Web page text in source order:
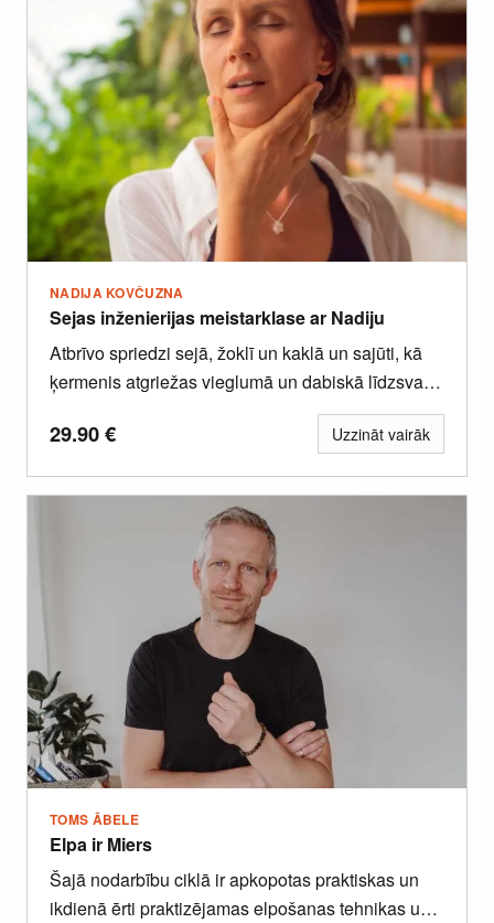
NADIJA KOVČUZNA
Sejas inženierijas meistarklase ar Nadiju
Atbrīvo spriedzi sejā, žoklī un kaklā un sajūti, kā
ķermenis atgriežas vieglumā un dabiskā līdzsvarā.
29.90€ Uzzināt vairāk
TOMS ĀBELE
Elpa ir Miers
Šajā nodarbību ciklā ir apkopotas praktiskas un
ikdienā ērti praktizējamas elpošanas tehnikas un